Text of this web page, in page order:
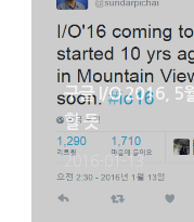
구글 I/O 2016, 5
할 듯